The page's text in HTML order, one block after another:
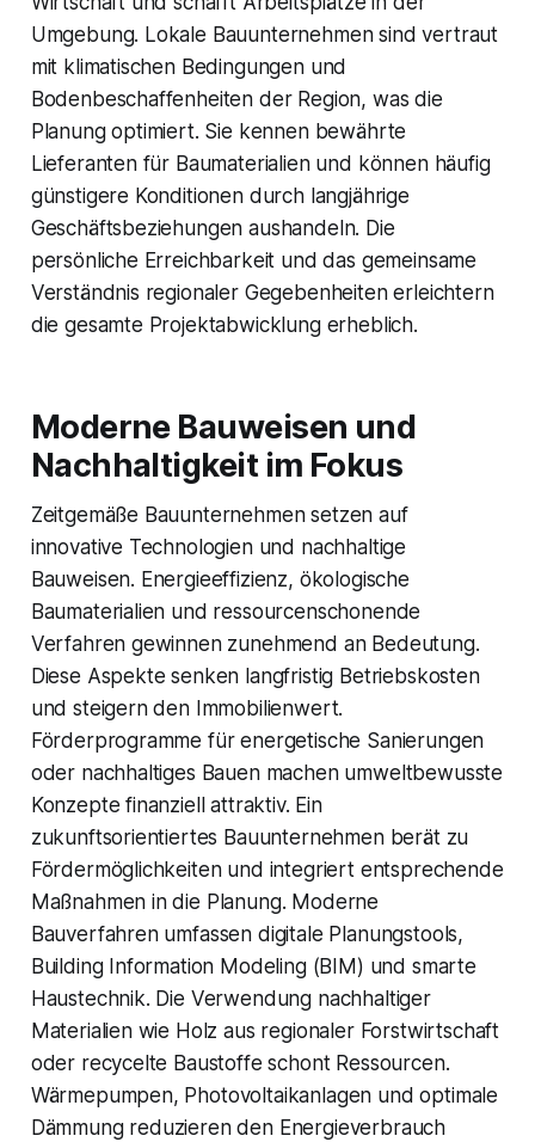
Umgebung. Lokale Bauunternehmen sind vertraut
mit klimatischen Bedingungen und
Bodenbeschaffenheiten der Region, was die
Planung optimiert. Sie kennen bewährte
Lieferanten für Baumaterialien und können häufig
günstigere Konditionen durch langjährige
Geschäftsbeziehungen aushandeln. Die
persönliche Erreichbarkeit und das gemeinsame
Verständnis regionaler Gegebenheiten erleichtern
die gesamte Projektabwicklung erheblich.
Moderne Bauweisen und
Nachhaltigkeit im Fokus
Zeitgemäße Bauunternehmen setzen auf
innovative Technologien und nachhaltige
Bauweisen. Energieeffizienz, ökologische
Baumaterialien und ressourcenschonende
Verfahren gewinnen zunehmend an Bedeutung.
Diese Aspekte senken langfristig Betriebskosten
und steigern den Immobilienwert.
Förderprogramme für energetische Sanierungen
oder nachhaltiges Bauen machen umweltbewusste
Konzepte finanziell attraktiv. Ein
zukunftsorientiertes Bauunternehmen berät zu
Fördermöglichkeiten und integriert entsprechende
Maßnahmen in die Planung. Moderne
Bauverfahren umfassen digitale Planungstools,
Building Information Modeling (BIM) und smarte
Haustechnik. Die Verwendung nachhaltiger
Materialien wie Holz aus regionaler Forstwirtschaft
oder recycelte Baustoffe schont Ressourcen.
Wärmepumpen, Photovoltaikanlagen und optimale
Dämmung reduzieren den Energieverbrauch